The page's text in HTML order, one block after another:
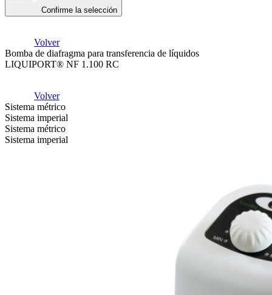
Confirme la selección
Volver
Bomba de diafragma para transferencia de líquidos
LIQUIPORT® NF 1.100 RC
Volver
Sistema métrico
Sistema imperial
Sistema métrico
Sistema imperial